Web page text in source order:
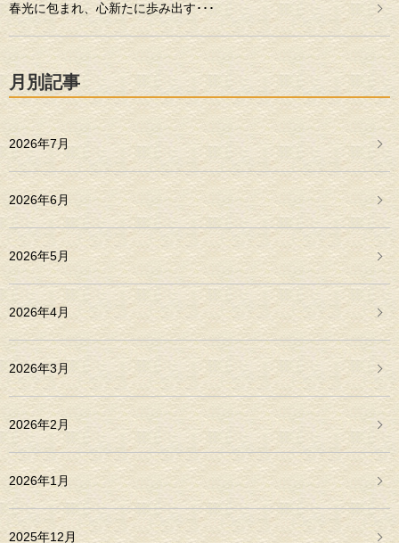
春光に包まれ、心新たに歩み出す･･･
月別記事
2026年7月
2026年6月
2026年5月
2026年4月
2026年3月
2026年2月
2026年1月
2025年12月